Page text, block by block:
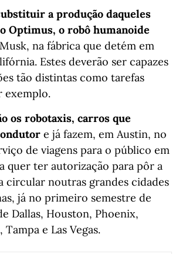
a produção daqueles
Optimus, o robô humanoide
na fábrica que detém em
Estes deverão ser capazes
tão distintas como tarefas
exemplo.
os robotaxis, carros que
e já fazem, em Austin, no
de viagens para o público em
quer ter autorização para pôr a
circular noutras grandes cidades
já no primeiro semestre de
Dallas, Houston, Phoenix,
e Las Vegas.